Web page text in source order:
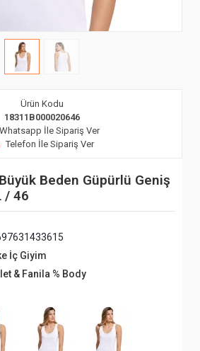
Ürün Kodu
18311B000020646
Whatsapp İle Sipariş Ver
Telefon İle Sipariş Ver
Beden Güpürlü Geniş
/ 46
İç Giyim
& Fanila % Body